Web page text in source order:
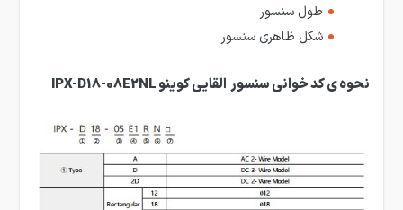
طول سنسور
شکل ظاهری سنسور
نحوه ی کد خوانی سنسور القایی کوینو IPX-D18-08E2NL